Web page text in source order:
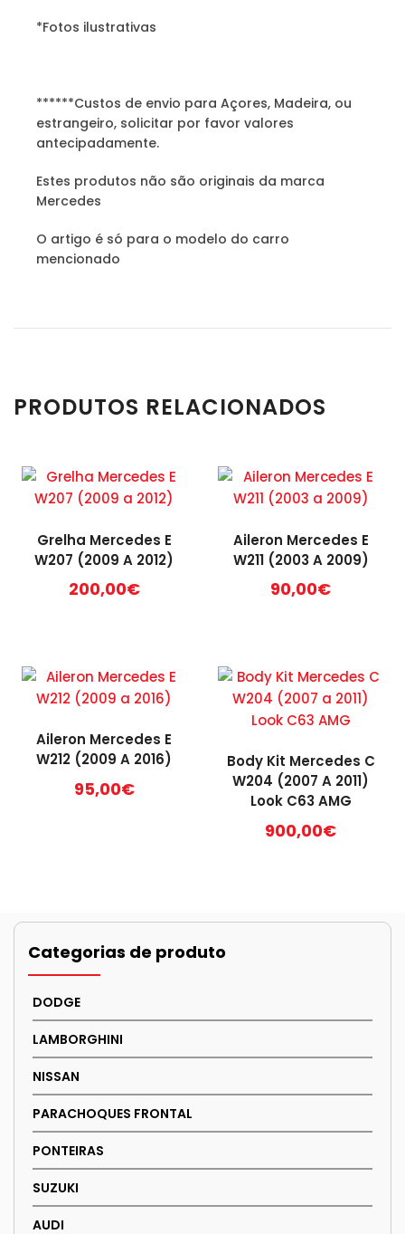
*Fotos ilustrativas
******Custos de envio para Açores, Madeira, ou
estrangeiro, solicitar por favor valores
antecipadamente.
Estes produtos não são originais da marca
Mercedes
O artigo é só para o modelo do carro
mencionado
PRODUTOS RELACIONADOS
Grelha Mercedes E
W207 (2009 A 2012)
200,00€
Aileron Mercedes E
W211 (2003 A 2009)
90,00€
Aileron Mercedes E
W212 (2009 A 2016)
95,00€
Body Kit Mercedes C
W204 (2007 A 2011)
Look C63 AMG
900,00€
Categorias de produto
DODGE
LAMBORGHINI
NISSAN
PARACHOQUES FRONTAL
PONTEIRAS
SUZUKI
AUDI